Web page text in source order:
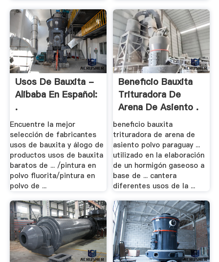
Usos De Bauxita -
Alibaba En Español:
.
Encuentre la mejor
selección de fabricantes
usos de bauxita y álogo de
productos usos de bauxita
baratos de ... /pintura en
polvo fluorita/pintura en
polvo de ...
Beneficio Bauxita
Trituradora De
Arena De Asiento .
beneficio bauxita
trituradora de arena de
asiento polvo paraguay ...
utilizado en la elaboración
de un hormigón gaseoso a
base de ... cantera
diferentes usos de la ...